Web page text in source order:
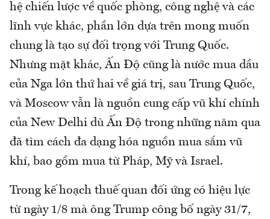
hệ chiến lược về quốc phòng, công nghệ và các
lĩnh vực khác, phần lớn dựa trên mong muốn
chung là tạo sự đối trọng với Trung Quốc.
Nhưng mặt khác, Ấn Độ cũng là nước mua dầu
của Nga lớn thứ hai về giá trị, sau Trung Quốc,
và Moscow vẫn là nguồn cung cấp vũ khí chính
của New Delhi dù Ấn Độ trong những năm qua
đã tìm cách đa dạng hóa nguồn mua sắm vũ
khí, bao gồm mua từ Pháp, Mỹ và Israel.
Trong kế hoạch thuế quan đối ứng có hiệu lực
từ ngày 1/8 mà ông Trump công bố ngày 31/7,